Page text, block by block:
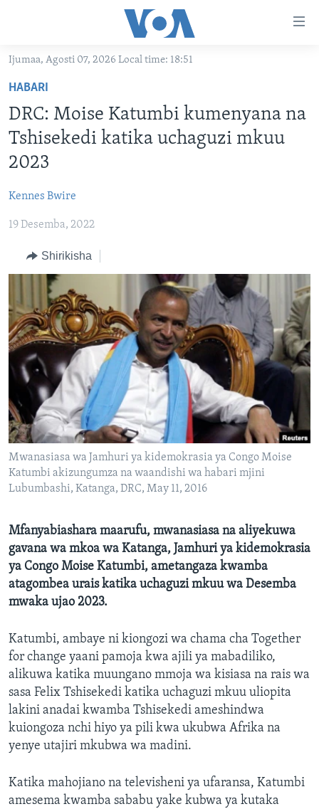
Nenda
kuu
Nenda
katika
urambazaji
Nenda
tafuta
TANZANIA
JAMHURI YA KIDEMOKRASIA YA KONGO
BURUNDI
AFRIKA
MAREKANI
DUNIA
DUNIANI LEO
MAISHA NA AFYA
MATANGAZO YETU
ALFAJIRI 0300 UTC
KWA UNDANI 1800 UTC
JARIDA LA WIKIENDI
Lugha
Ijumaa, Agosti 07, 2026 Local time: 18:51
HABARI
DRC: Moise Katumbi kumenyana na
Tshisekedi katika uchaguzi mkuu
2023
Kennes Bwire
19 Desemba, 2022
Shirikisha
Mwanasiasa wa Jamhuri ya kidemokrasia ya Congo Moise
Katumbi akizungumza na waandishi wa habari mjini
Lubumbashi, Katanga, DRC, May 11, 2016
Mfanyabiashara maarufu, mwanasiasa na aliyekuwa
gavana wa mkoa wa Katanga, Jamhuri ya kidemokrasia
ya Congo Moise Katumbi, ametangaza kwamba
atagombea urais katika uchaguzi mkuu wa Desemba
mwaka ujao 2023.
Katumbi, ambaye ni kiongozi wa chama cha Together
for change yaani pamoja kwa ajili ya mabadiliko,
alikuwa katika muungano mmoja wa kisiasa na rais wa
sasa Felix Tshisekedi katika uchaguzi mkuu uliopita
lakini anadai kwamba Tshisekedi ameshindwa
kuiongoza nchi hiyo ya pili kwa ukubwa Afrika na
yenye utajiri mkubwa wa madini.
Katika mahojiano na televisheni ya ufaransa, Katumbi
amesema kwamba sababu yake kubwa ya kutaka